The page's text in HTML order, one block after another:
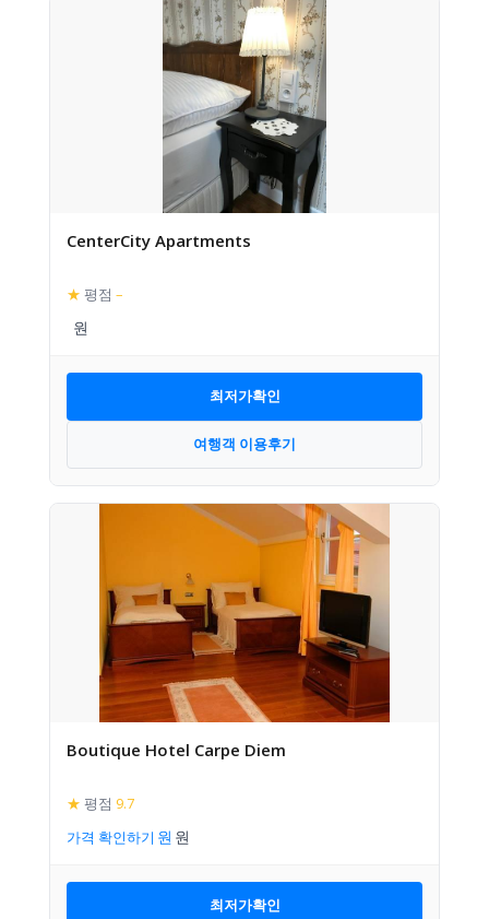
CenterCity Apartments
★ 평점 –
최저가확인
여행객 이용후기
Boutique Hotel Carpe Diem
★ 평점 9.7
가격 확인하기
최저가확인